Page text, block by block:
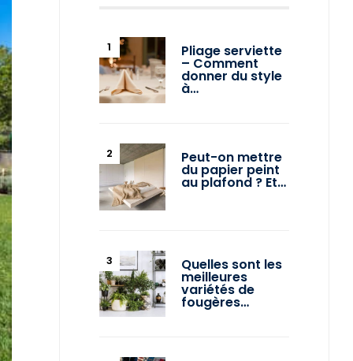
Pliage serviette
– Comment
donner du style
à…
Peut-on mettre
du papier peint
au plafond ? Et…
Quelles sont les
meilleures
variétés de
fougères…